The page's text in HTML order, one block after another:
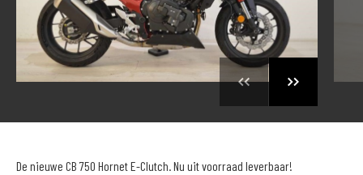
De nieuwe CB 750 Hornet E-Clutch. Nu uit voorraad leverbaar!